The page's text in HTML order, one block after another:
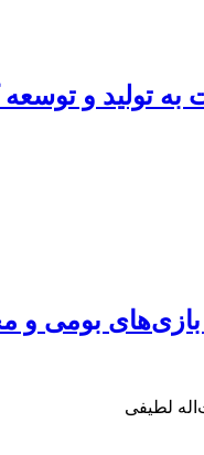
تولید و
بازی‌های بومی و
لطیفی